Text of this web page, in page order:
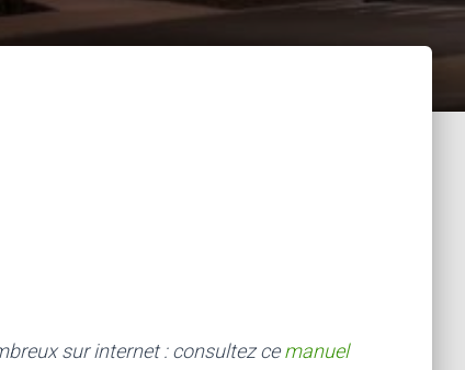
sur internet : consultez cemanuel